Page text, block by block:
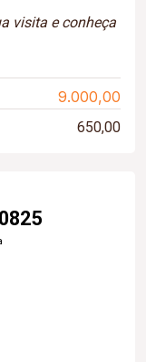
visita e conheça
9.000,00
650,00